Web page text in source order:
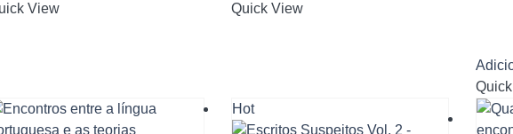
View
Quick View
Hot